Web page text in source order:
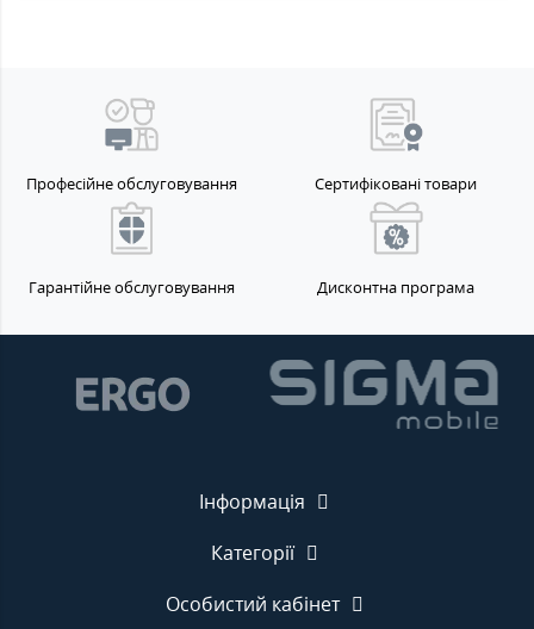
Професійне обслуговування Сертифіковані товари
Гарантійне обслуговування Дисконтна програма
Інформація
Категорії
Особистий кабінет